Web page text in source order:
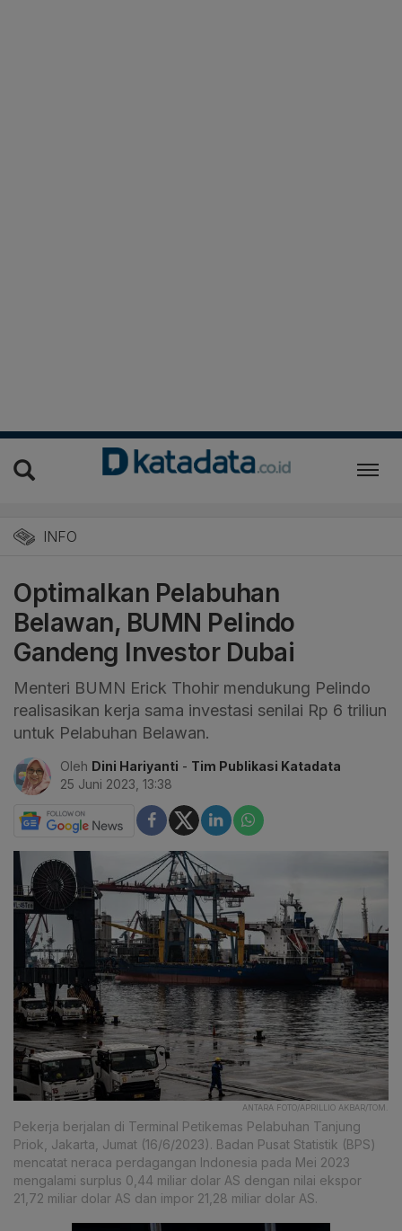
INFO
Optimalkan Pelabuhan
Belawan, BUMN Pelindo
Gandeng Investor Dubai
Menteri BUMN Erick Thohir mendukung Pelindo
realisasikan kerja sama investasi senilai Rp 6 triliun
untuk Pelabuhan Belawan.
Oleh Dini Hariyanti - Tim Publikasi Katadata
25 Juni 2023, 13:38
ANTARA FOTO/APRILLIO AKBAR/TOM.
Pekerja berjalan di Terminal Petikemas Pelabuhan Tanjung
Priok, Jakarta, Jumat (16/6/2023). Badan Pusat Statistik (BPS)
mencatat neraca perdagangan Indonesia pada Mei 2023
mengalami surplus 0,44 miliar dolar AS dengan nilai ekspor
21,72 miliar dolar AS dan impor 21,28 miliar dolar AS.